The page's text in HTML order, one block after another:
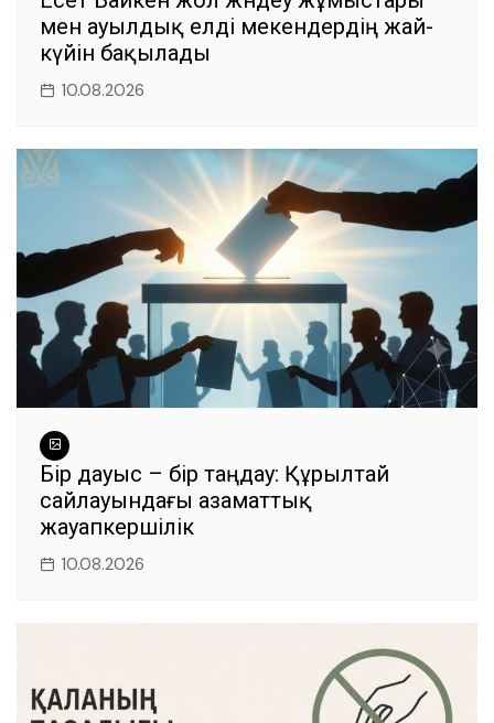
мен ауылдық елді мекендердің жай-
күйін бақылады
10.08.2026
Бір дауыс – бір таңдау: Құрылтай
сайлауындағы азаматтық
жауапкершілік
10.08.2026